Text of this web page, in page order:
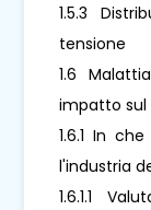
1.5.3
tensione
1.6
impatto sul
1.6.1 In
l'industria
1.6.1.1